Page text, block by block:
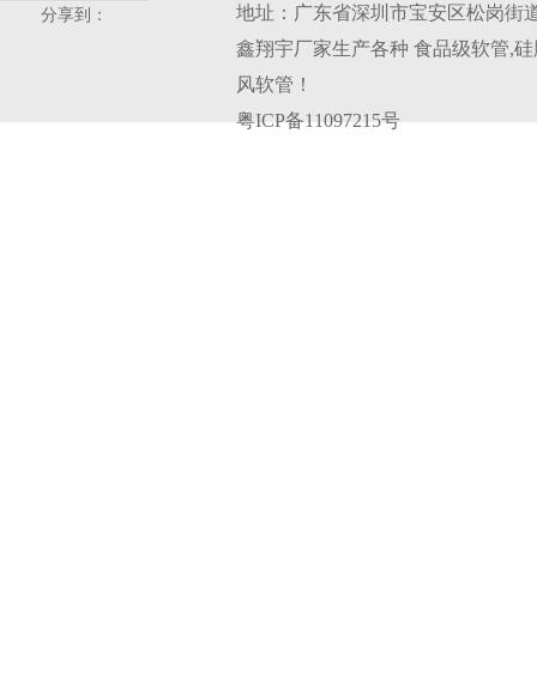
分享到：
地址：广东省深圳市宝安区松岗街
鑫翔宇厂家生产各种 食品级软管,
风软管 ！
粤ICP备11097215号